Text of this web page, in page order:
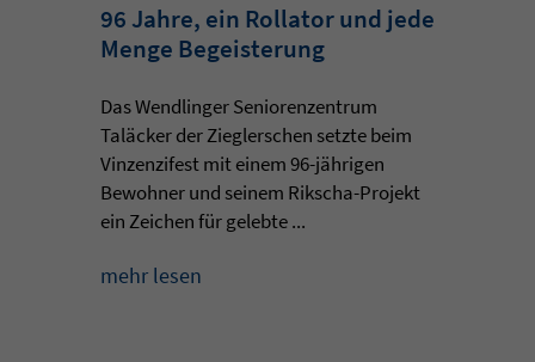
96 Jahre, ein Rollator und jede
Menge Begeisterung
Das Wendlinger Seniorenzentrum
Taläcker der Zieglerschen setzte beim
Vinzenzifest mit einem 96-jährigen
Bewohner und seinem Rikscha-Projekt
ein Zeichen für gelebte ...
mehr lesen